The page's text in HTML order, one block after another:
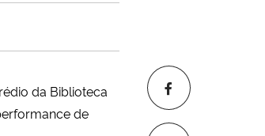
da Biblioteca
de